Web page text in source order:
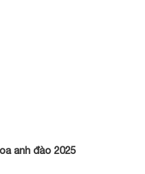
anh đào 2025